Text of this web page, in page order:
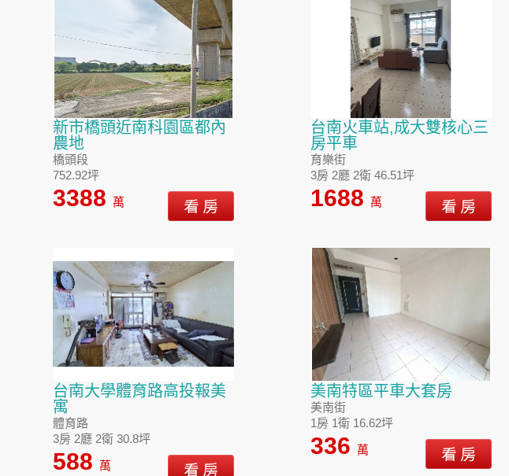
新市橋頭近南科園區都內
農地
橋頭段
752.92坪
3388萬
台南火車站,成大雙核心三
房平車
育樂街
3房 2廳 2衛 46.51坪
1688 萬
台南大學體育路高投報美
寓
體育路
3房 2廳 2衛 30.8坪
588萬
美南特區平車大套房
美南街
1房 1衛 16.62坪
336 萬